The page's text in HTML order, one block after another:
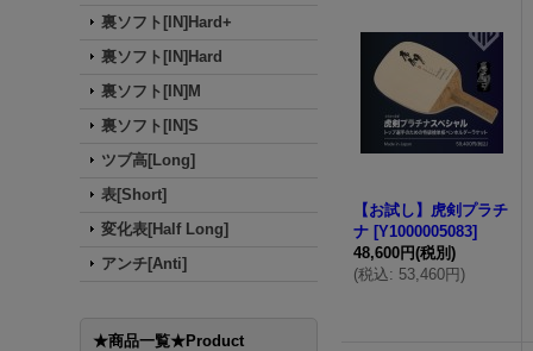
裏ソフト[IN]Hard+
裏ソフト[IN]Hard
裏ソフト[IN]M
裏ソフト[IN]S
ツブ高[Long]
表[Short]
変化表[Half Long]
アンチ[Anti]
★商品一覧★Product
【お試し】虎剣プラチ
ナ [Y1000005083]
48,600円(税別)
(税込: 53,460円)